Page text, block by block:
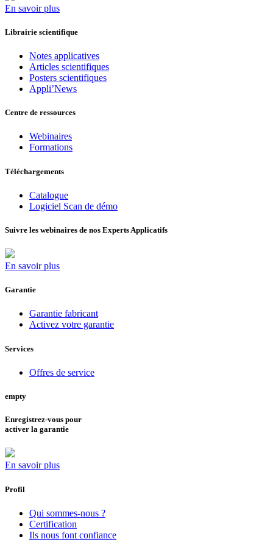
En savoir plus
Librairie scientifique
Notes applicatives
Articles scientifiques
Posters scientifiques
Appli’News
Centre de ressources
Webinaires
Formations
Téléchargements
Catalogue
Logiciel Scan de démo
Suivre les webinaires de nos Experts Applicatifs
En savoir plus
Garantie
Garantie fabricant
Activez votre garantie
Services
Offres de service
empty
Enregistrez-vous pour
activer la garantie
En savoir plus
Profil
Qui sommes-nous ?
Certification
Ils nous font confiance